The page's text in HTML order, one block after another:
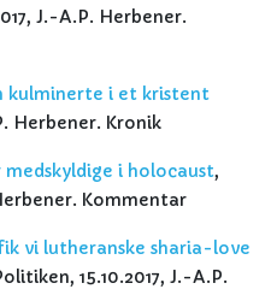
J.-A.P. Herbener.
kulminerte i et kristent
Herbener. Kronik
medskyldige i holocaust,
Kommentar
vi lutheranske sharia-love
15.10.2017, J.-A.P.